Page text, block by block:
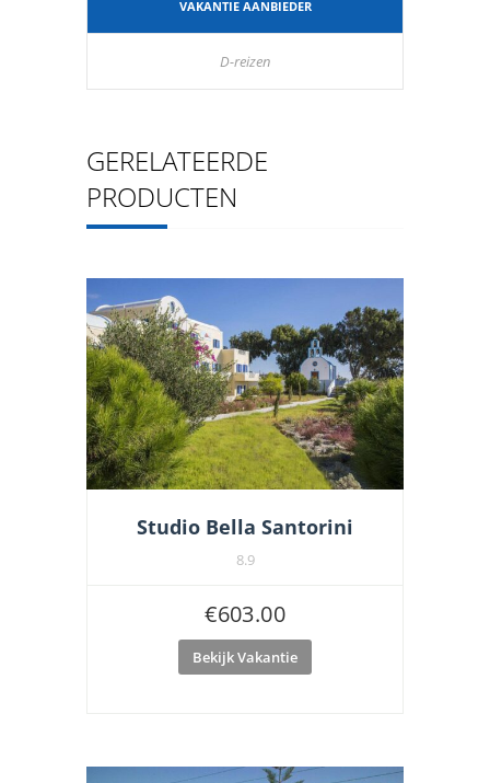
VAKANTIE AANBIEDER
D-reizen
GERELATEERDE
PRODUCTEN
Studio Bella Santorini
8.9
€603.00
Bekijk Vakantie